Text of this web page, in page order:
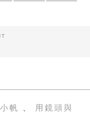
帆
用鏡頭與